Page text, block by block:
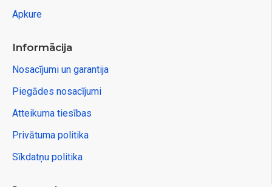
Apkure
Informācija
Nosacījumi un garantija
Piegādes nosacījumi
Atteikuma tiesības
Privātuma politika
Sīkdatņu politika